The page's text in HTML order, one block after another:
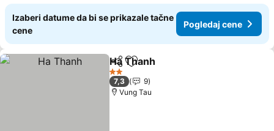
Izaberi datume da bi se prikazale tačne
cene
Pogledaj cene
Deli Dodati u favorite
Ha Thanh
2 Zvezdice
7,3
9
Vung Tau